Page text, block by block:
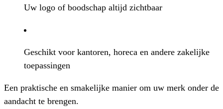
Uw logo of boodschap altijd zichtbaar
Geschikt voor kantoren, horeca en andere zakelijke
toepassingen
Een praktische en smakelijke manier om uw merk onder de
aandacht te brengen.